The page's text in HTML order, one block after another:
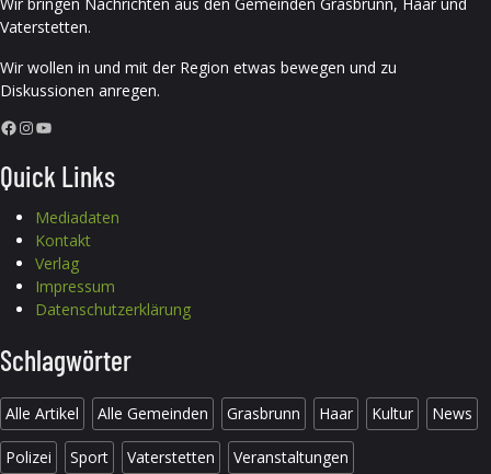
Vaterstetten.
Wir wollen in und mit der Region etwas bewegen und zu
Diskussionen anregen.
Facebook InstagramYouTube
Quick Links
Mediadaten
Kontakt
Verlag
Impressum
Datenschutzerklärung
Schlagwörter
Alle Artikel Alle Gemeinden Grasbrunn Haar Kultur News
Polizei Sport Vaterstetten Veranstaltungen